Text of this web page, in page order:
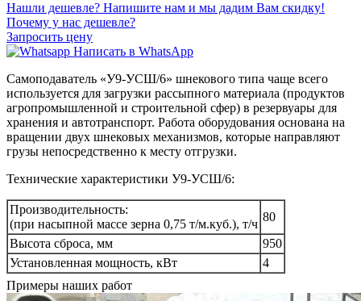
Нашли дешевле? Напишите нам и мы дадим Вам скидку!
Почему у нас дешевле?
Запросить цену
Написать в WhatsApp
Самоподаватель «У9-УСШ/6» шнекового типа чаще всего
используется для загрузки рассыпного материала (продуктов
агропромышленной и строительной сфер) в резервуары для
хранения и автотранспорт. Работа оборудования основана на
вращении двух шнековых механизмов, которые направляют
грузы непосредственно к месту отгрузки.
Технические характеристики У9-УСШ/6:
Производительность:
(при насыпной массе зерна 0,75 т/м.куб.), т/ч
80
Высота сброса, мм
950
Установленная мощность, кВт
4
Примеры наших работ